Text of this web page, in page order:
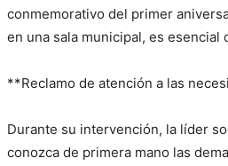
conmemorativo del primer
en una sala municipal, es
**Reclamo de atención a las
Durante su intervención, la líder
conozca de primera mano las